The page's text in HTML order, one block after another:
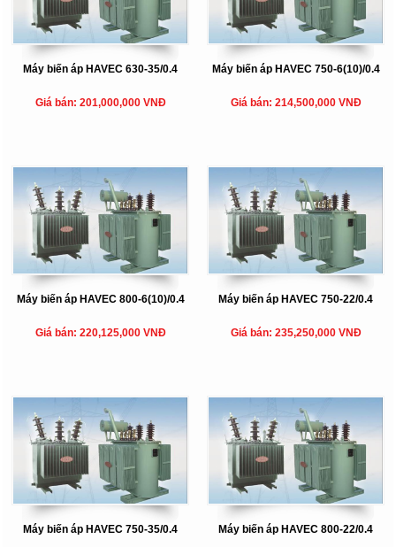
Máy biến áp HAVEC 630-35/0.4
Giá bán: 201,000,000 VNĐ
Máy biến áp HAVEC 750-6(10)/0.4
Giá bán: 214,500,000 VNĐ
Máy biến áp HAVEC 800-6(10)/0.4
Giá bán: 220,125,000 VNĐ
Máy biến áp HAVEC 750-22/0.4
Giá bán: 235,250,000 VNĐ
Máy biến áp HAVEC 750-35/0.4 Máy biến áp HAVEC 800-22/0.4